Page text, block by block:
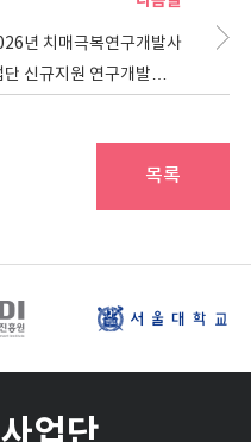
년 치매극복연구개발사
단 신규지원 연구개발과제
목록
업단